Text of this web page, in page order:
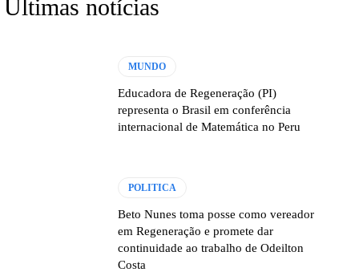
Últimas notícias
MUNDO
Educadora de Regeneração (PI)
representa o Brasil em conferência
internacional de Matemática no Peru
POLITICA
Beto Nunes toma posse como vereador
em Regeneração e promete dar
continuidade ao trabalho de Odeilton
Costa